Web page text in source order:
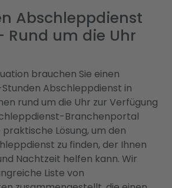
Abschleppdienst
Rund um die Uhr
brauchen Sie einen
Abschleppdienst in
rund um die Uhr zur Verfügung
Branchenportal
Lösung, um den
zu finden, der Ihnen
Nachtzeit helfen kann. Wir
Liste von